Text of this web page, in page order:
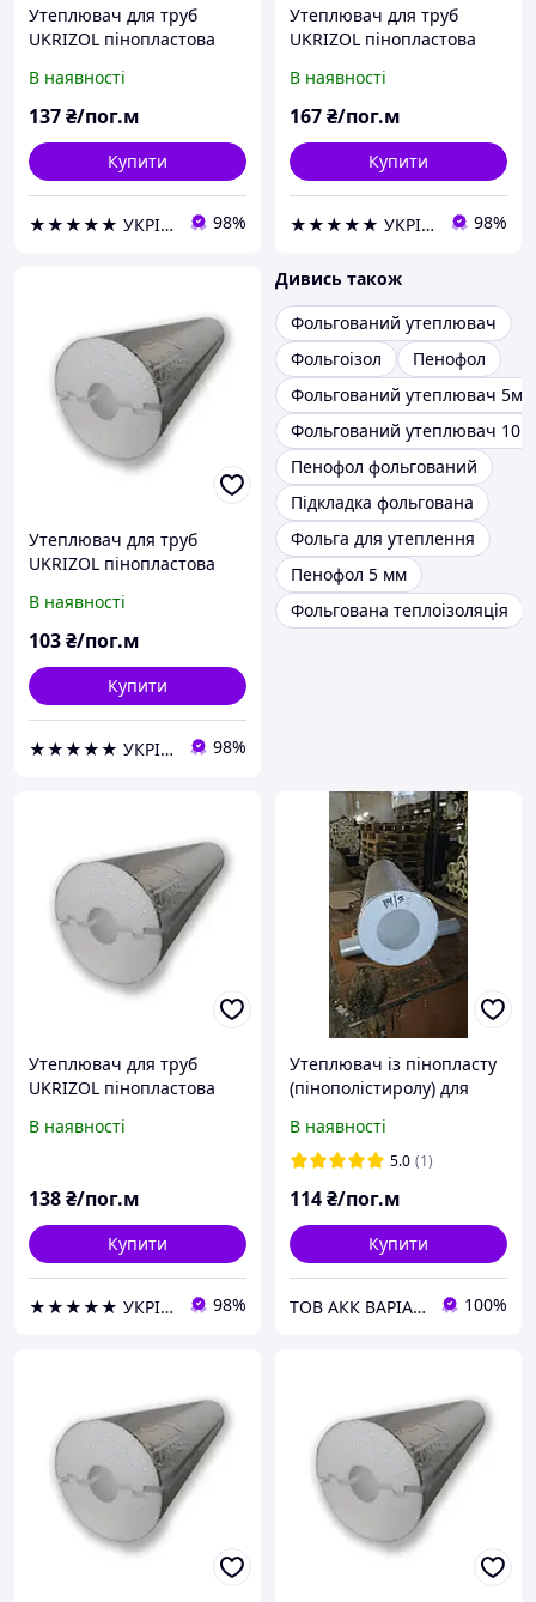
Утеплювач для труб
UKRIZOL пінопластова
фольгою
В наявності
137₴/пог.м
Купити
★★★★★ УКРІЗОЛ оптово-роздрібна компанія 98%
Утеплювач для труб
UKRIZOL пінопластова
фольгою
В наявності
167₴/пог.м
Купити
★★★★★ УКРІЗОЛ оптово-роздрібна компанія 98%
Утеплювач для труб
UKRIZOL пінопластова
фольгою
В наявності
103₴/пог.м
Купити
★★★★★ УКРІЗОЛ оптово-роздрібна компанія 98%
Дивись також
Фольгований утеплювач
Фольгоізол
Пенофол
Фольгований утеплювач 5мм
Фольгований утеплювач
Пенофол фольгований
Підкладка фольгована
Фольга для утеплення
Пенофол 5 мм
Фольгована теплоізоляція
Утеплювач для труб
UKRIZOL пінопластова
фольгою
В наявності
138₴/пог.м
Купити
★★★★★ УКРІЗОЛ оптово-роздрібна компанія 98%
Утеплювач із пінопласту
(пінополістиролу) для
30 мм із фольгою
В наявності
5.0 (1)
114₴/пог.м
Купити
ТОВ АКК ВАРІАНТ 100%